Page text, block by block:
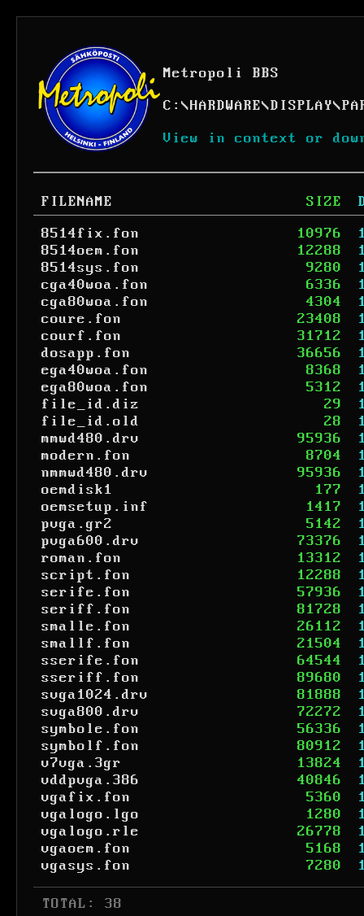
Metropoli BBS
C: \HARDWARE\DISPLAY\
View in context or
FILENAME SIZE
8514fix.fon
10976
8514oem.fon
12288
8514sys.fon
9280
cga40woa.fon
6336
cga80woa.fon
4304
coure.fon
23408
courf.fon
31712
dosapp.fon
36656
ega40woa.fon
8368
ega80woa.fon
5312
file_id.diz
29
file_id.old
28
mmwd480.drv
95936
modern.fon
8704
nmmwd480.drv
95936
oemdisk1
177
oemsetup.inf
1417
pvga.gr2
5142
pvga600.drv
73376
roman.fon
13312
script.fon
12288
serife.fon
57936
seriff.fon
81728
smalle.fon
26112
smallf.fon
21504
sserife.fon
64544
sseriff.fon
89680
svga1024.drv
81888
svga800.drv
72272
symbole.fon
56336
symbolf.fon
80912
v7vga.3gr
13824
vddpvga.386
40846
vgafix.fon
5360
vgalogo.lgo
1280
vgalogo.rle
26778
vgaoem.fon
5168
vgasys.fon
7280
TOTAL: 38